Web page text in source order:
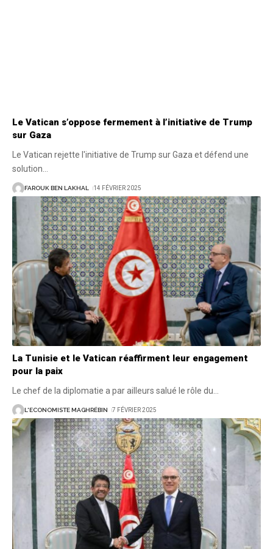
Le Vatican s’oppose fermement à l’initiative de Trump
sur Gaza
Le Vatican rejette l'initiative de Trump sur Gaza et défend une
solution
FAROUK BEN LAKHAL 14 FÉVRIER 2025
La Tunisie et le Vatican réaffirment leur engagement
pour la paix
Le chef de la diplomatie a par ailleurs salué le rôle du
L'ECONOMISTE MAGHRÉBIN 7 FÉVRIER 2025